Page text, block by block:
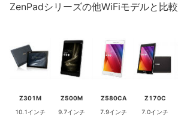
ZenPadシリーズの他WiFiモデルと比較
Z301M
10.1インチ
Z500M
9.7インチ
Z580CA
7.9インチ
Z170C
7.0インチ